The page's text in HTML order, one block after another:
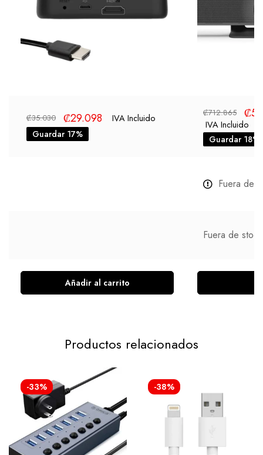
₡35.030 ₡29.098
IVA Incluido
Guardar 17%
₡712.865 ₡
IVA Incluido
Guardar 18%
Fuera de
Fuera de stock
Añadir al carrito
Productos relacionados
-33% -38%